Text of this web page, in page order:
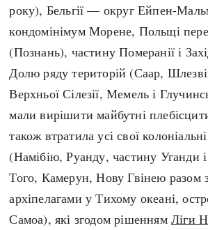
року), Бельгії — округ Ейпен-
кондомінімум Морене, Польщі
(Познань), частину Померанії і
Долю ряду територій (Саар,
Верхньої Сілезії, Мемель і
мали вирішити майбутні
також втратила усі свої
(Намібію, Руанду, частину Уганди
Того, Камерун, Нову Гвінею разом
архіпелагами у Тихому океані,
Самоа), які згодом рішеннямЛіги